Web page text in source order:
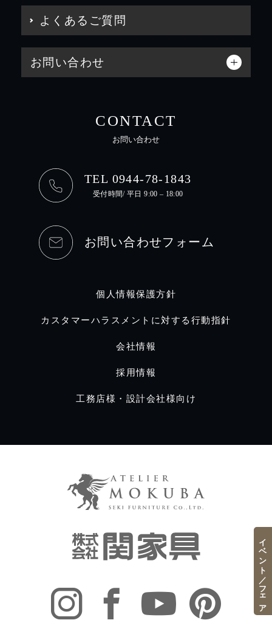
よくあるご質問
お問い合わせ
CONTACT
お問い合わせ
TEL 0944-78-1843
受付時間/ 平日 9:00 – 18:00
お問い合わせフォーム
個人情報保護方針
カスタマーハラスメントに対する行動指針
会社情報
採用情報
工務店様・設計会社様向け
イベント／フェア